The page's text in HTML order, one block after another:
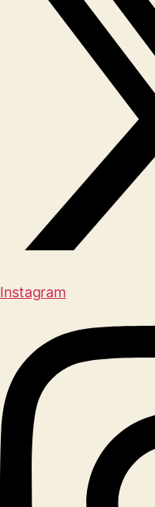
Instagram